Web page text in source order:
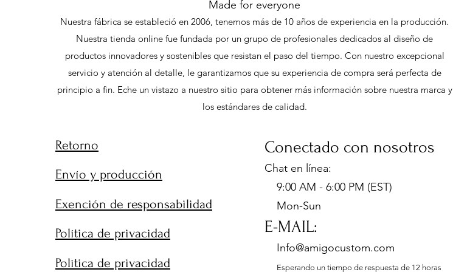
Made for everyone
Nuestra fábrica se estableció en 2006, tenemos más de 10 años de experiencia en la producción.
Nuestra tienda online fue fundada por un grupo de profesionales dedicados al diseño de
productos innovadores y sostenibles que resistan el paso del tiempo. Con nuestro excepcional
servicio y atención al detalle, le garantizamos que su experiencia de compra será perfecta de
principio a fin. Eche un vistazo a nuestro sitio para obtener más información sobre nuestra marca y
los estándares de calidad.
Conectado con nosotros
Chat en línea:
9:00 AM - 6:00 PM (EST)
Mon-Sun
E-MAIL:
Info@amigocustom.com
Esperando un tiempo de respuesta de 12 horas
Retorno
Envío y producción
Exención de responsabilidad
Política de privacidad
Política de privacidad